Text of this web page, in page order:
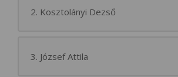
2. Kosztolányi Dezső
3. József Attila